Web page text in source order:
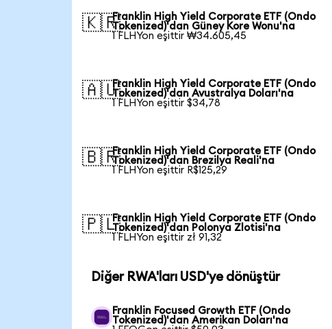
🇰🇷Franklin High Yield Corporate ETF (Ondo
Tokenized)'dan Güney Kore Wonu'na
1 FLHYon eşittir ₩34.605,45
🇦🇺Franklin High Yield Corporate ETF (Ondo
Tokenized)'dan Avustralya Doları'na
1 FLHYon eşittir $34,78
🇧🇷Franklin High Yield Corporate ETF (Ondo
Tokenized)'dan Brezilya Reali'na
1 FLHYon eşittir R$125,29
🇵🇱Franklin High Yield Corporate ETF (Ondo
Tokenized)'dan Polonya Zlotisi'na
1 FLHYon eşittir zł 91,32
Diğer RWA'ları USD'ye dönüştür
Franklin Focused Growth ETF (Ondo
Tokenized)'dan Amerikan Doları'na